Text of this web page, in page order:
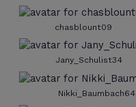
chasblount09
Jany_Schulist34
Nikki_Baumbach64